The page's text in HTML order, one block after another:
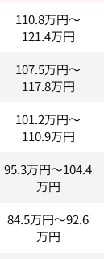
110.8万円～
121.4万円
107.5万円～
117.8万円
101.2万円～
110.9万円
95.3万円～104.4
万円
84.5万円～92.6
万円